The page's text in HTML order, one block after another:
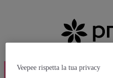
Veepee rispetta la tua privacy